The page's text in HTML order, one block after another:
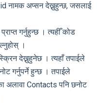
नामक अप्सन देख्नुहुन्छ, जसलाई
गर्नुहुन्छ । त्यहीँ कोड
।
देख्नुहुनेछ । त्यहाँ तपाईले
गर्नुपर्ने हुन्छ । तपाईले
अलावा Contacts पनि छनोट